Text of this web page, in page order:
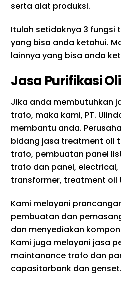
serta alat produksi.
Itulah setidaknya 3
yang bisa anda ketahui.
lainnya yang bisa anda
Jasa Purifikasi
Jika anda membutuhkan
trafo, maka kami, PT.
membantu anda.
bidang jasa treatment oli
trafo, pembuatan panel
trafo dan panel,
transformer, treatment oil
Kami melayani
pembuatan dan
dan menyediakan
Kami juga melayani jasa
maintanance trafo dan
capasitorbank dan genset.